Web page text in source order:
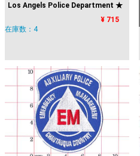
Los Angels Police Department ★
¥ 715
在庫数：4